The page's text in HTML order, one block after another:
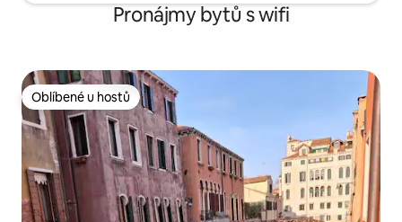
Pronájmy bytů s wifi
Oblíbené u hostů
Oblíbené u hostů